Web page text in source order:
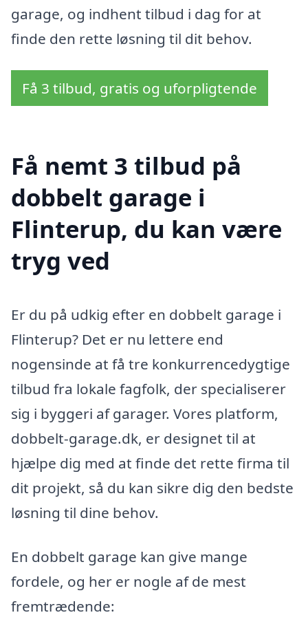
garage, og indhent tilbud i dag for at
finde den rette løsning til dit behov.
Få 3 tilbud, gratis og uforpligtende
Få nemt 3 tilbud på
dobbelt garage i
Flinterup, du kan være
tryg ved
Er du på udkig efter en dobbelt garage i
Flinterup? Det er nu lettere end
nogensinde at få tre konkurrencedygtige
tilbud fra lokale fagfolk, der specialiserer
sig i byggeri af garager. Vores platform,
dobbelt-garage.dk, er designet til at
hjælpe dig med at finde det rette firma til
dit projekt, så du kan sikre dig den bedste
løsning til dine behov.
En dobbelt garage kan give mange
fordele, og her er nogle af de mest
fremtrædende: